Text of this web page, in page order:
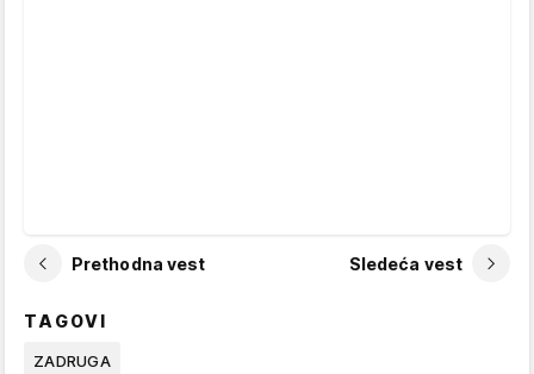
Prethodna vest Sledeća vest
TAGOVI
ZADRUGA